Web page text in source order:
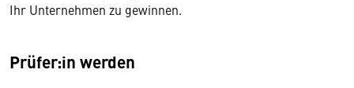
Ihr Unternehmen zu gewinnen.
Prüfer:in werden